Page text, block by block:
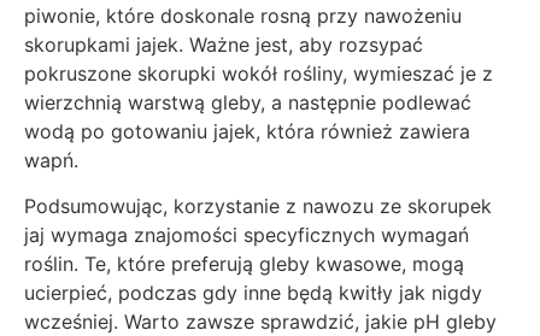
piwonie, które doskonale rosną przy nawożeniu
skorupkami jajek. Ważne jest, aby rozsypać
pokruszone skorupki wokół rośliny, wymieszać je z
wierzchnią warstwą gleby, a następnie podlewać
wodą po gotowaniu jajek, która również zawiera
wapń.
Podsumowując, korzystanie z nawozu ze skorupek
jaj wymaga znajomości specyficznych wymagań
roślin. Te, które preferują gleby kwasowe, mogą
ucierpieć, podczas gdy inne będą kwitły jak nigdy
wcześniej. Warto zawsze sprawdzić, jakie pH gleby